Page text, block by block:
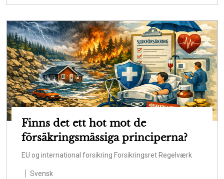
Finns det ett hot mot de
försäkringsmässiga principerna?
EU og international forsikring ForsikringsretRegelværk
Svensk